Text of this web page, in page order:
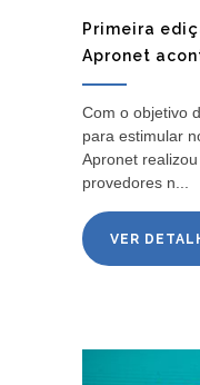
Primeira
Apronet
Com o objetivo
para estimular
Apronet
provedores n...
VER